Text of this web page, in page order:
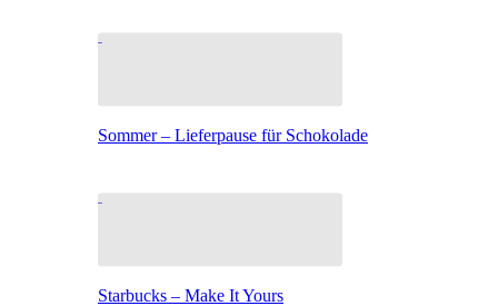
Sommer – Lieferpause für Schokolade
Starbucks – Make It Yours